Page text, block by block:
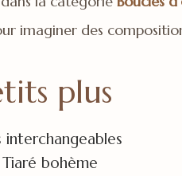
imaginer des
plus
interchangeables
Tiaré bohème